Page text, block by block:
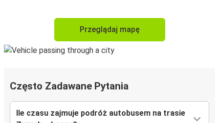
Przeglądaj mapę
Często Zadawane Pytania
Ile czasu zajmuje podróż autobusem na trasie